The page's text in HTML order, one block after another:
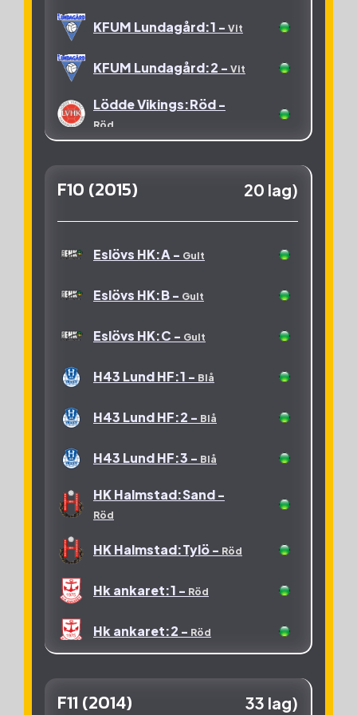
Stavsten HK -Vinröd
Stavsten HK:2 -Vinröd
KFUM Lundagård:1 - Vit
KFUM Lundagård:2 - Vit
Lödde Vikings:Röd -
Röd
OV Helsingborg -
F10 (2015) 20 lag)
Eslövs HK:A - Gult
Eslövs HK:B - Gult
Eslövs HK:C - Gult
H43 Lund HF:1 - Blå
H43 Lund HF:2 - Blå
H43 Lund HF:3 - Blå
HK Halmstad:Sand -
Röd
HK Halmstad:Tylö - Röd
Hk ankaret:1 - Röd
Hk ankaret:2 - Röd
OV Helsingborg HK:1 -
F11 (2014) 33 lag)